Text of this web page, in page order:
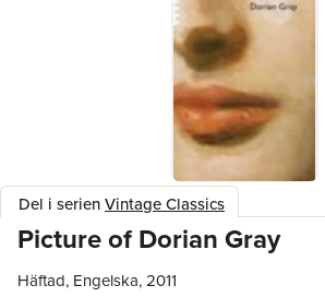
Del i serienVintage Classics
Picture of Dorian Gray
Häftad, Engelska, 2011